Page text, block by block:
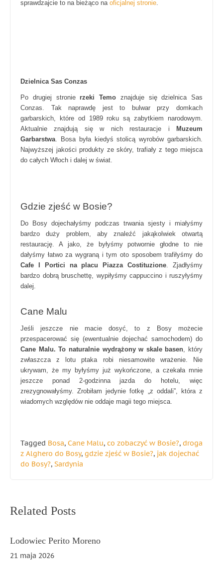
sprawdzajcie to na bieżąco na oficjalnej stronie.
Dzielnica Sas Conzas
Po drugiej stronierzeki Temo znajduje się dzielnica Sas
Conzas. Tak naprawdę jest to bulwar przy domkach
garbarskich, które od 1989 roku są zabytkiem narodowym.
Aktualnie znajdują się w nich restauracje i
Muzeum
Garbarstwa. Bosa była kiedyś stolicą wyrobów garbarskich.
Najwyższej jakości produkty ze skóry, trafiały z tego miejsca
do całych Włoch i dalej w świat.
Gdzie zjeść w Bosie?
Do Bosy dojechałyśmy podczas trwania sjesty i miałyśmy
bardzo duży problem, aby znaleźć jakąkolwiek otwartą
restaurację. A jako, że byłyśmy potwornie głodne to nie
dałyśmy łatwo za wygraną i tym oto sposobem trafiłyśmy do
Cafe I Portici na placu Piazza Costituzione. Zjadłyśmy
bardzo dobrą bruschettę, wypiłyśmy cappuccino i ruszyłyśmy
dalej.
Cane Malu
Jeśli jeszcze nie macie dosyć, to z Bosy możecie
przespacerować się (ewentualnie dojechać samochodem) do
Cane Malu. To naturalnie wydrążony w skale basen, który
zwłaszcza z lotu ptaka robi niesamowite wrażenie. Nie
ukrywam, że my byłyśmy już wykończone, a czekała mnie
jeszcze ponad 2-godzinna jazda do hotelu, więc
zrezygnowałyśmy. Zrobiłam jedynie fotkę „z oddali”, która z
wiadomych względów nie oddaje magii tego miejsca.
Tagged Bosa, Cane Malu, co zobaczyć w Bosie?, droga
z Alghero do Bosy, gdzie zjeść w Bosie?, jak dojechać
do Bosy?, Sardynia
Related Posts
Lodowiec Perito Moreno
21 maja 2026
Nawigacja